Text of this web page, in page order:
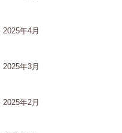
2025年4月
2025年3月
2025年2月